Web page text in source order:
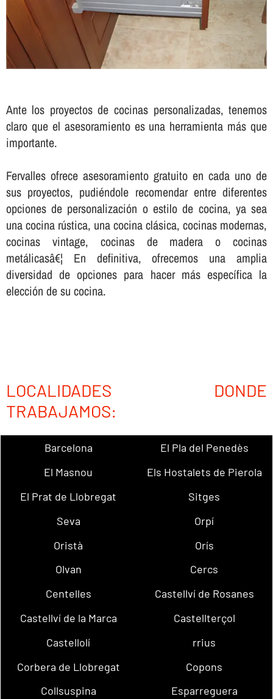
Ante los proyectos de cocinas personalizadas, tenemos
claro que el asesoramiento es una herramienta más que
importante.
Fervalles ofrece asesoramiento gratuito en cada uno de
sus proyectos, pudiéndole recomendar entre diferentes
opciones de personalización o estilo de cocina, ya sea
una cocina rústica, una cocina clásica, cocinas modernas,
cocinas vintage, cocinas de madera o cocinas
metálicasâ€¦ En definitiva, ofrecemos una amplia
diversidad de opciones para hacer más especí­fica la
elección de su cocina.
LOCALIDADES DONDE
TRABAJAMOS:
Barcelona
El Pla del Penedès
El Masnou
Els Hostalets de Pierola
El Prat de Llobregat
Sitges
Seva
Orpí
Oristà
Orís
Olvan
Cercs
Centelles
Castellví de Rosanes
Castellví de la Marca
Castellterçol
Castellolí
rrius
Corbera de Llobregat
Copons
Collsuspina
Esparreguera